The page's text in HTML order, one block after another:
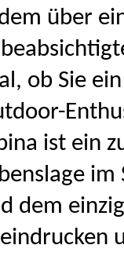
über
ob Sie
ist ein
im
dem